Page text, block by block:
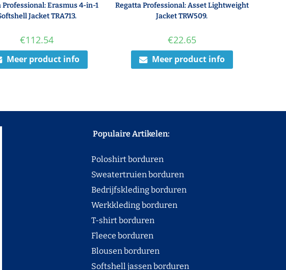
Professional: Erasmus 4-in-1
Jacket TRA713.
€112.54
Meer product info
Regatta Professional: Asset Lightweight
Jacket TRW509.
€22.65
Meer product info
Populaire Artikelen:
Poloshirt borduren
Sweatertruien borduren
Bedrijfskleding borduren
Werkkleding borduren
T-shirt borduren
Fleece borduren
Blousen borduren
Softshell jassen borduren